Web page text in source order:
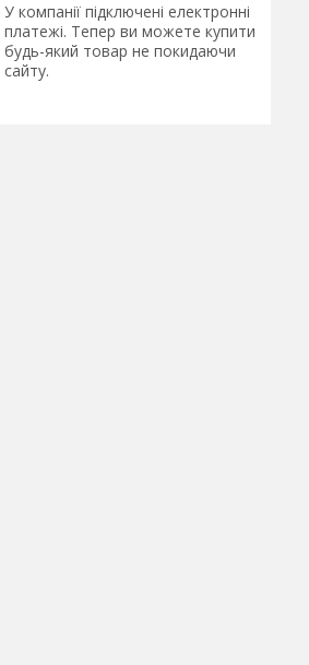
У компанії підключені електронні
платежі. Тепер ви можете купити
будь-який товар не покидаючи
сайту.